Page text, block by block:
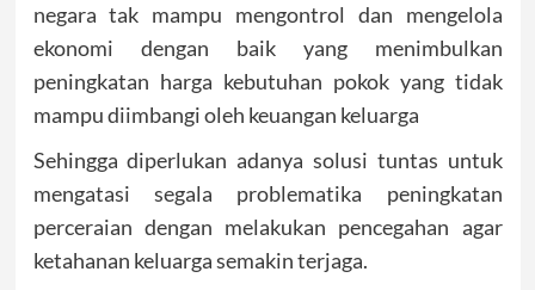
negara tak mampu mengontrol dan mengelola
ekonomi dengan baik yang menimbulkan
peningkatan harga kebutuhan pokok yang tidak
mampu diimbangi oleh keuangan keluarga
Sehingga diperlukan adanya solusi tuntas untuk
mengatasi segala problematika peningkatan
perceraian dengan melakukan pencegahan agar
ketahanan keluarga semakin terjaga.